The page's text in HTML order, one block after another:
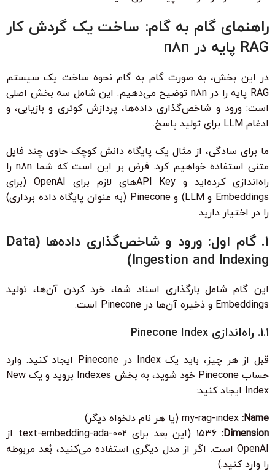
راهنمای گام به گام: ساخت یک گردش کار
RAG پایه در n8n
در این بخش، به صورت گام به گام نحوه ساخت یک سیستم
RAG پایه را در n8n توضیح می‌دهیم. این شامل سه بخش اصلی
است: ورود و شاخص‌گذاری داده‌ها، پردازش کوئری و بازیابی، و
ادغام LLM برای تولید پاسخ.
ما برای سادگی، از مثال یک پایگاه دانش کوچک حاوی چند فایل
متنی استفاده خواهیم کرد. فرض بر این است که شما n8n را
راه‌اندازی کرده‌اید و API Key
های لازم برای OpenAI (برای
Embeddings و LLM) و Pinecone (به عنوان پایگاه داده برداری)
را در اختیار دارید.
۱. گام اول: ورود و شاخص‌گذاری داده‌ها (Data
Ingestion and Indexing)
این گام شامل بارگذاری اسناد شما، خرد کردن آن‌ها، تولید
Embeddings و ذخیره آن‌ها در Pinecone است.
۱.۱. راه‌اندازی Pinecone Index
قبل از هر چیز، باید یک Index در Pinecone ایجاد کنید. وارد
حساب Pinecone خود شوید، به بخش
Indexes بروید و یک New
Index ایجاد کنید:
Name:
my-rag-index (یا هر نام دلخواه دیگر)
Dimension:
1536 (این بعد برای text-embedding-ada-002 از
OpenAI است. اگر از مدل دیگری استفاده می‌کنید، بُعد مربوطه
را وارد کنید.)